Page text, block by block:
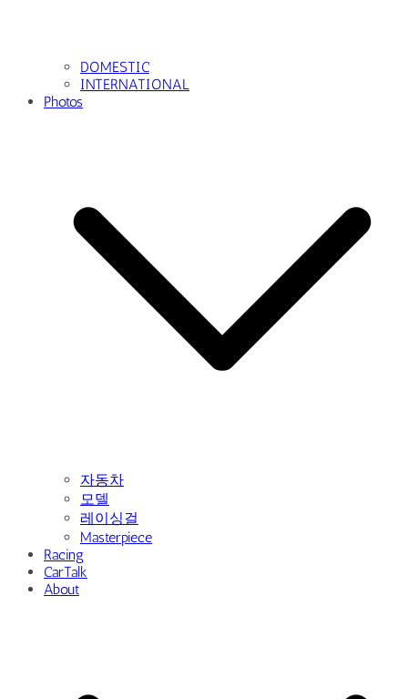
DOMESTIC
INTERNATIONAL
Photos
자동차
모델
레이싱걸
Masterpiece
Racing
CarTalk
About